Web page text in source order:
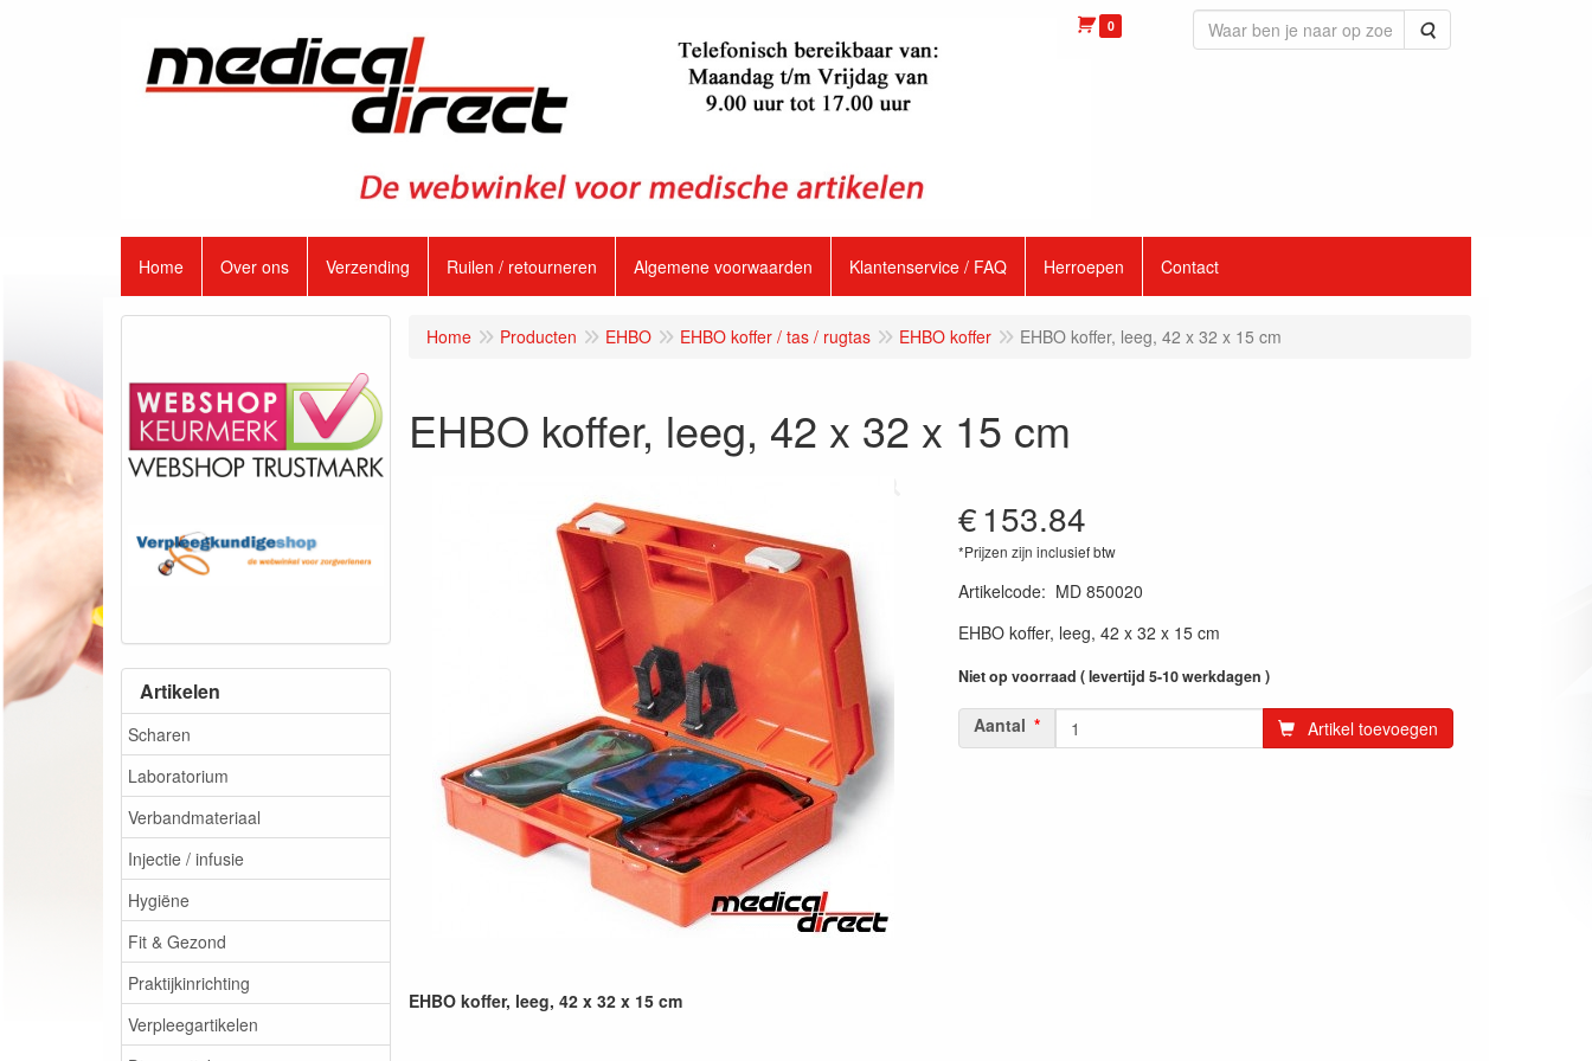
0 Zoeken
Home Over ons Verzending Ruilen / retourneren Algemene voorwaarden Klantenservice / FAQ Herroepen Contact
Artikelen
Scharen
Laboratorium
Verbandmateriaal
Injectie / infusie
Hygiëne
Fit & Gezond
Praktijkinrichting
Verpleegartikelen
Home Producten EHBO EHBO koffer / tas / rugtas EHBO koffer EHBO koffer, leeg, 42 x 32 x 15 cm
EHBO koffer, leeg, 42 x 32 x 15 cm
€153.84
*Prijzen zijn inclusief btw
Artikelcode: MD 850020
EHBO koffer, leeg, 42 x 32 x 15 cm
Niet op voorraad ( levertijd 5-10 werkdagen )
Aantal Artikel toevoegen
EHBO koffer, leeg, 42 x 32 x 15 cm